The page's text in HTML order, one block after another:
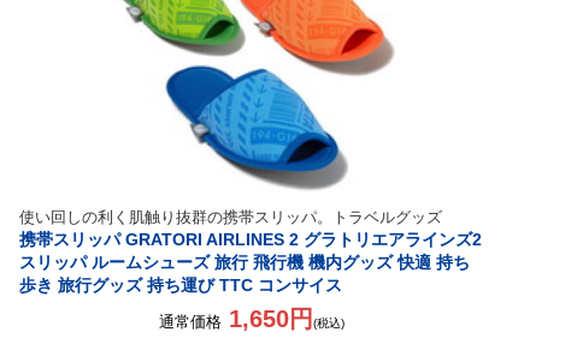
使い回しの利く肌触り抜群の携帯スリッパ。トラベルグッズ
携帯スリッパ GRATORI AIRLINES 2 グラトリエアラインズ2
スリッパ ルームシューズ 旅行 飛行機 機内グッズ 快適 持ち
歩き 旅行グッズ 持ち運び TTC コンサイス
通常価格 1,650円(税込)